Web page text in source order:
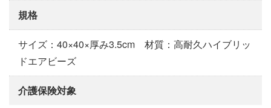
規格
サイズ：40×40×厚み3.5cm 材質：高耐久ハイブリッ
ドエアビーズ
介護保険対象